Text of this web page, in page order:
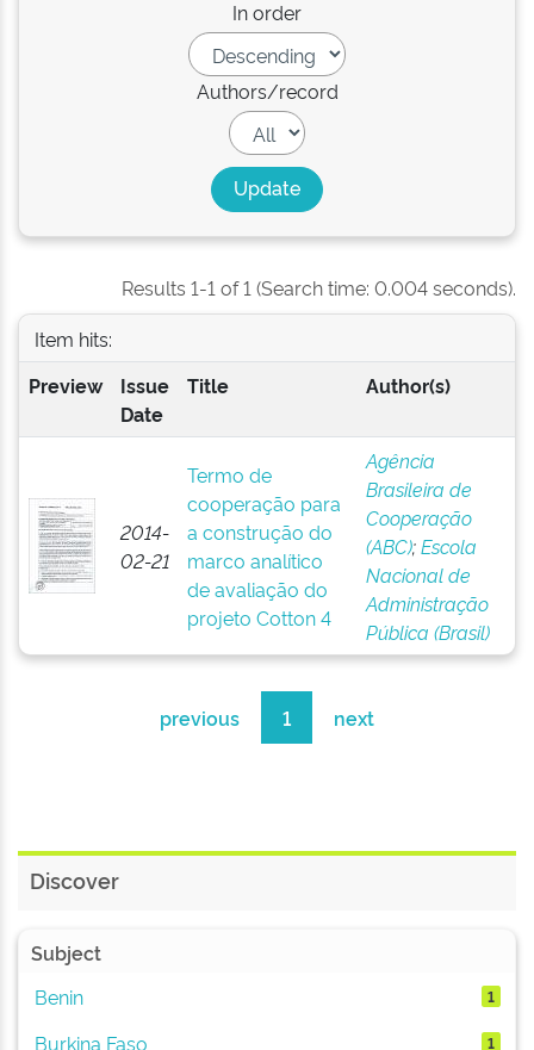
In order
Authors/record
Results 1-1 of 1 (Search time: 0.004 seconds).
Item hits:
Preview
Issue
Date
Title Author(s)
2014-
02-21
Termo de
cooperação para
a construção do
marco analítico
de avaliação do
projeto Cotton 4
Agência
Brasileira de
Cooperação
(ABC);Escola
Nacional de
Administração
Pública (Brasil)
previous 1 next
Discover
Subject
Benin
1
Burkina Faso 1